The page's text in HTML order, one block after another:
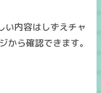
内容はしずえチャ
から確認できます。